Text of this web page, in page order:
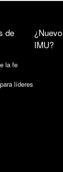
de
la fe
líderes
IMU?